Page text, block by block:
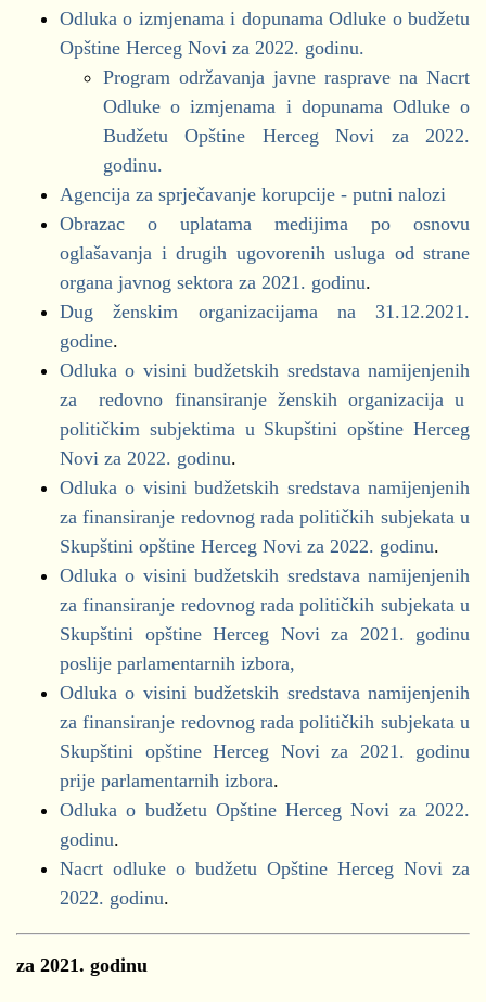
Obrazac PIR
Obrazac BUZ
Obrazac NEO
DPS
Građanska lista - Mišo Škobalj
Izbor
Novi pobjeđuje
Novska Lista
NSD
Pokret za promjene
Pravi Novi - Marko Milačić
SD
SDP
SNP CKB,SNP
URA
za 2021. godinu
Finansiranje političkih subjekata za 2021. godinu
Za decembar mjesec
Demokrate
DNP
DPS
Izbor - Dušan Radović Krušo
Novska Lista
NSD
Pokret za promjene
SD
SDP
SNP
URA
period od 08.09.2021-30.11.2021.
Demokrate
DNP
Odluka o izmjenama i dopunama Odluke o budžetu
Opštine Herceg Novi za 2022. godinu.
Program održavanja javne rasprave na Nacrt
Odluke o izmjenama i dopunama Odluke o
Budžetu Opštine Herceg Novi za 2022.
godinu.
Agencija za sprječavanje korupcije - putni nalozi
Obrazac o uplatama medijima po osnovu
oglašavanja i drugih ugovorenih usluga od strane
organa javnog sektora za 2021. godinu.
Dug ženskim organizacijama na 31.12.2021.
godine.
Odluka o visini budžetskih sredstava namijenjenih
za redovno finansiranje ženskih organizacija u
političkim subjektima u Skupštini opštine Herceg
Novi za 2022. godinu.
Odluka o visini budžetskih sredstava namijenjenih
za finansiranje redovnog rada političkih subjekata u
Skupštini opštine Herceg Novi za 2022. godinu.
Odluka o visini budžetskih sredstava namijenjenih
za finansiranje redovnog rada političkih subjekata u
Skupštini opštine Herceg Novi za 2021. godinu
poslije parlamentarnih izbora,
Odluka o visini budžetskih sredstava namijenjenih
za finansiranje redovnog rada političkih subjekata u
Skupštini opštine Herceg Novi za 2021. godinu
prije parlamentarnih izbora.
Odluka o budžetu Opštine Herceg Novi za 2022.
godinu.
Nacrt odluke o budžetu Opštine Herceg Novi za
2022. godinu.
za 2021. godinu